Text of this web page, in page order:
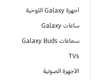
أجهزة Galaxy اللوحية
ساعات Galaxy
سماعات Galaxy Buds
TVs
الأجهزة الصوتية